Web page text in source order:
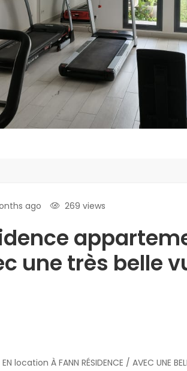
ago 269 views
une très belle
EN location À FANN RÉSIDENCE / AVEC UNE